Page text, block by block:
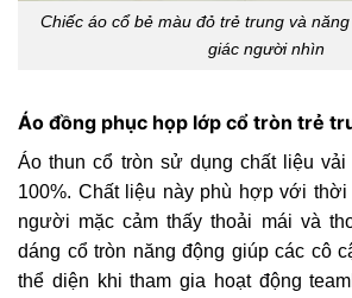
Chiếc áo cổ bẻ màu đỏ trẻ trung và
giác người nhìn
Áo đồng phục họp lớp cổ tròn trẻ
Áo thun cổ tròn sử dụng chất liệu vải
100%. Chất liệu này phù hợp với
người mặc cảm thấy thoải mái và
dáng cổ tròn năng động giúp các cô
thể diện khi tham gia hoạt động